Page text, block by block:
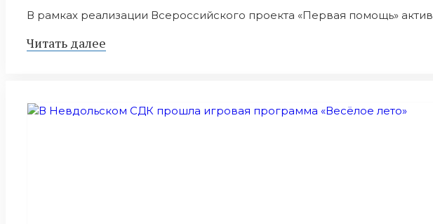
В рамках реализации Всероссийского проекта «Первая помощь»
Читать далее